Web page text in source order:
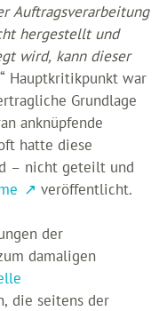
Auftragsverarbeitung
hergestellt und
wird, kann dieser
“ Hauptkritikpunkt war
Grundlage
anknüpfende
hatte diese
– nicht geteilt und
veröffentlicht.
der
damaligen
die seitens der